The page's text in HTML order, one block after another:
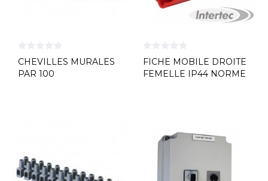
CHEVILLES MURALES
PAR 100
FICHE MOBILE DROITE
FEMELLE IP44 NORME